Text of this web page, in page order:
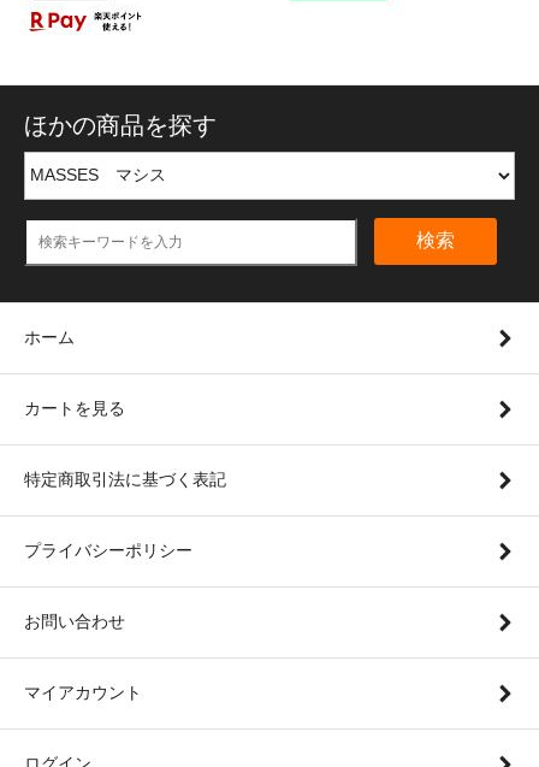
ほかの商品を探す
検索
ホーム
カートを見る
特定商取引法に基づく表記
プライバシーポリシー
お問い合わせ
マイアカウント